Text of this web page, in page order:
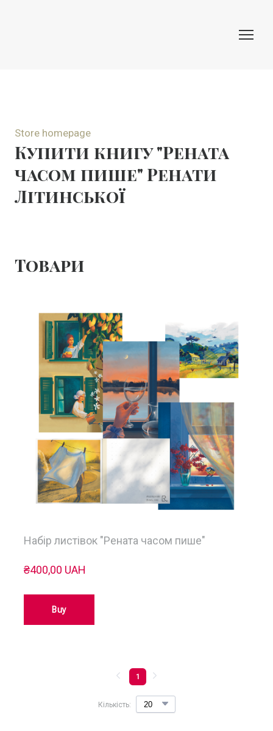
Store homepage
Купити книгу "Рената
часом пише" Ренати
Літинської
Товари
Набір листівок "Рената часом пише"
₴400,00 UAH
Buy
Кількість:
1